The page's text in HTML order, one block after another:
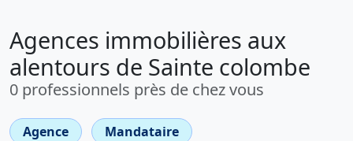
Agences immobilières aux
alentours de Sainte colombe
0 professionnels près de chez vous
Agence
Mandataire